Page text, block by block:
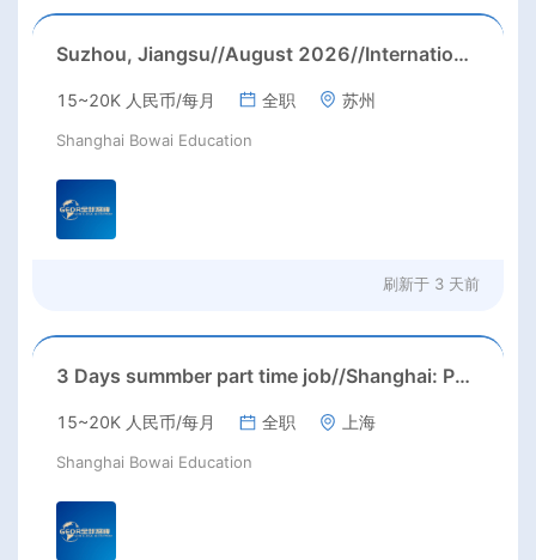
Suzhou, Jiangsu//August 2026//International American Middle/High School English Teacher Needed in Suzhou, Jiangsu
15~20K 人民币/每月 全职 苏州
Shanghai Bowai Education
刷新于 3 天前
3 Days summber part time job//Shanghai: Part time Kindergarten Teacher Needed in Pudong district, Shanghai（Salary：1k per day）
15~20K 人民币/每月 全职 上海
Shanghai Bowai Education